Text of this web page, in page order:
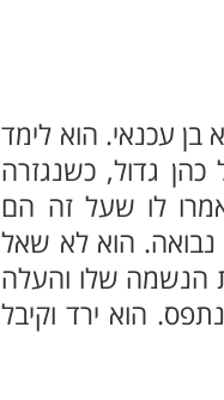
בן עכנאי. הוא לימד
גדול, כשנגזרה
לו שעל זה הם
נבואה. הוא לא שאל
הנשמה שלו והעלה
הוא ירד וקיבל